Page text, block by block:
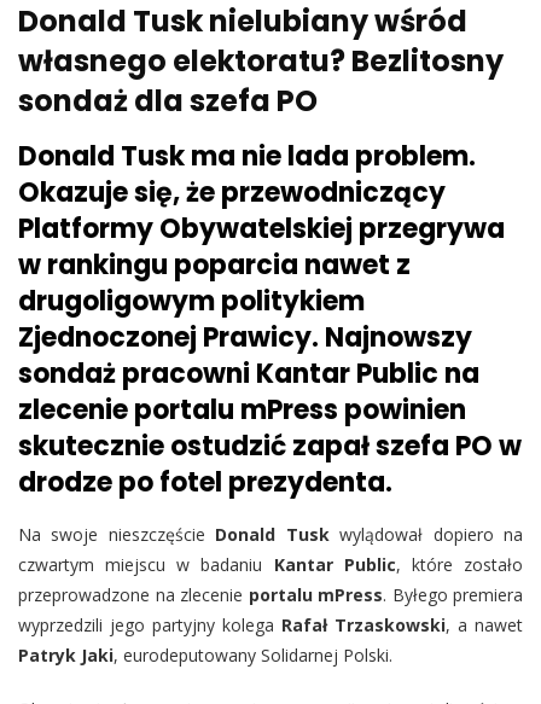
Donald Tusk nielubiany wśród
własnego elektoratu? Bezlitosny
sondaż dla szefa PO
Donald Tusk ma nie lada problem.
Okazuje się, że przewodniczący
Platformy Obywatelskiej przegrywa
w rankingu poparcia nawet z
drugoligowym politykiem
Zjednoczonej Prawicy. Najnowszy
sondaż pracowni Kantar Public na
zlecenie portalu mPress powinien
skutecznie ostudzić zapał szefa PO w
drodze po fotel prezydenta.
Na swoje nieszczęście Donald Tuskwylądował dopiero na
czwartym miejscu w badaniu Kantar Public, które zostało
przeprowadzone na zlecenie portalu mPress. Byłego premiera
wyprzedzili jego partyjny kolega Rafał Trzaskowski, a nawet
Patryk Jaki, eurodeputowany Solidarnej Polski.